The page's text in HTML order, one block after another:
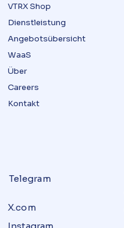
VTRX Shop
Dienstleistung
Angebotsübersicht
WaaS
Über
Careers
Kontakt
Telegram
X.com
Instagram